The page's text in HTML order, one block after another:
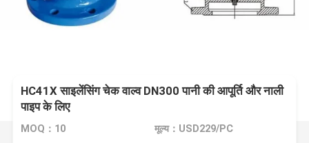
HC41X साइलेंसिंग चेक वाल्व DN300 पानी की आपूर्ति और नाली
पाइप के लिए
MOQ：10 मूल्य：USD229/PC